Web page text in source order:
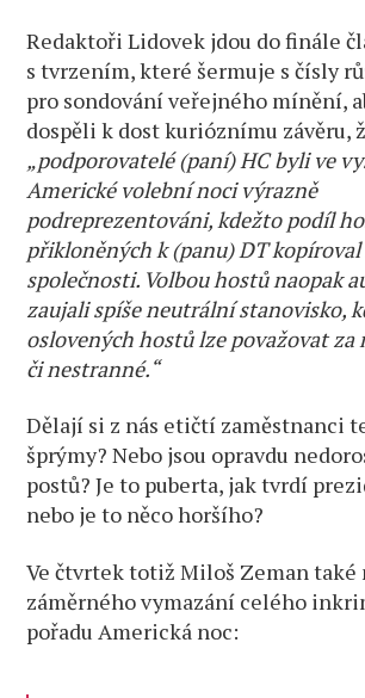
Redaktoři Lidovek jdou do finále
s tvrzením, které šermuje s čísly
pro sondování veřejného mínění,
dospěli k dost kurióznímu závěru,
„podporovatelé (paní) HC byli ve
Americké volební noci výrazně
podreprezentováni, kdežto podíl
přikloněných k (panu) DT kopíroval
společnosti. Volbou hostů naopak
zaujali spíše neutrální stanovisko,
oslovených hostů lze považovat
či nestranné.“
Dělají si z nás etičtí zaměstnanci
šprýmy? Nebo jsou opravdu
postů? Je to puberta, jak tvrdí
nebo je to něco horšího?
Ve čtvrtek totiž Miloš Zeman také
záměrného vymazání celého
pořadu Americká noc: